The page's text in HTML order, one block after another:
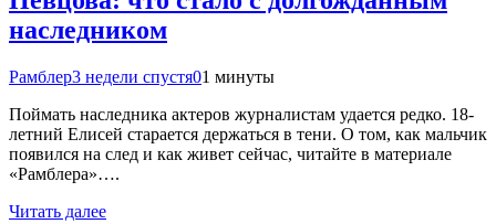
наследником
Рамблер3 недели спустя01 минуты
Поймать наследника актеров журналистам удается редко. 18-
летний Елисей старается держаться в тени. О том, как мальчик
появился на след и как живет сейчас, читайте в материале
«‎Рамблера»….
Читать далее